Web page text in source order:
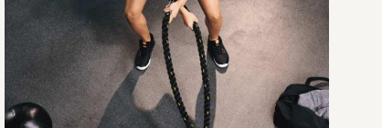
Zugänglichkeit
Ob Stadt oder Land in DE & AT:
Euer Team profitiert vom riesigen
Vor-Ort-Netzwerk sowie über